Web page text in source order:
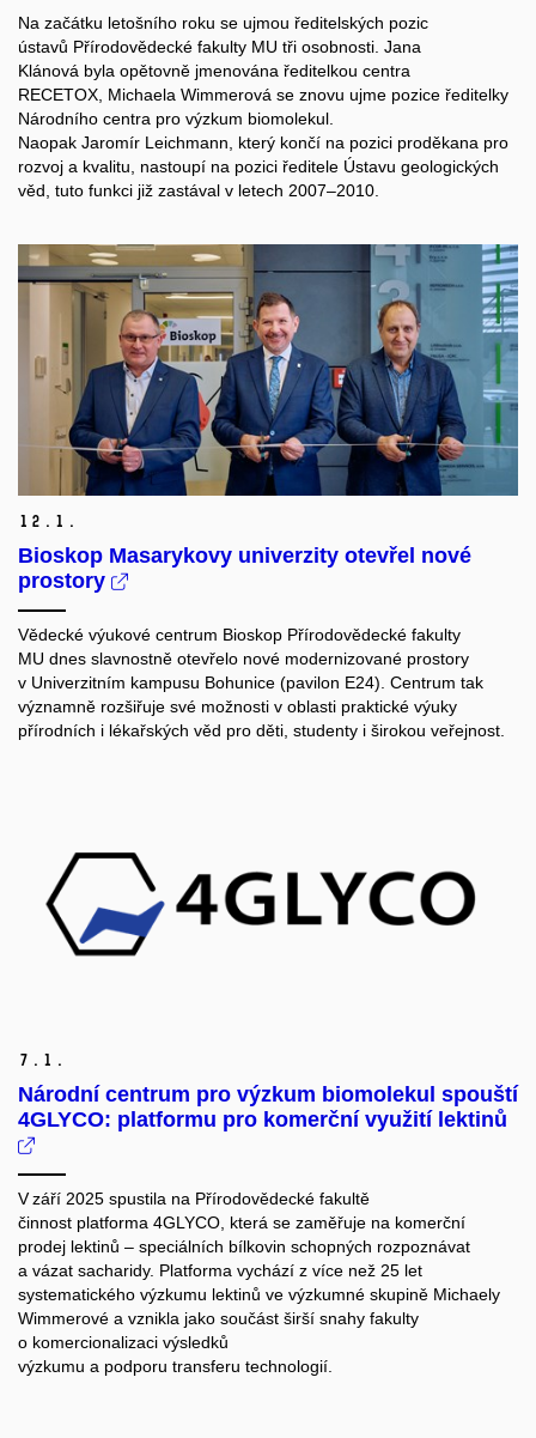
Na začátku letošního roku se ujmou ředitelských pozic
ústavů Přírodovědecké fakulty MU tři osobnosti. Jana
Klánová byla opětovně jmenována ředitelkou centra
RECETOX, Michaela Wimmerová se znovu ujme pozice ředitelky
Národního centra pro výzkum biomolekul.
Naopak Jaromír Leichmann, který končí na pozici proděkana pro
rozvoj a kvalitu, nastoupí na pozici ředitele Ústavu geologických
věd, tuto funkci již zastával v letech 2007–2010.
12. 1.
Bioskop Masarykovy univerzity otevřel nové
prostory
Vědecké výukové centrum Bioskop Přírodovědecké fakulty
MU dnes slavnostně otevřelo nové modernizované prostory
v Univerzitním kampusu Bohunice (pavilon E24). Centrum tak
významně rozšiřuje své možnosti v oblasti praktické výuky
přírodních i lékařských věd pro děti, studenty i širokou veřejnost.
7. 1.
Národní centrum pro výzkum biomolekul spouští
4GLYCO: platformu pro komerční využití lektinů
V září 2025 spustila na Přírodovědecké fakultě
činnost platforma 4GLYCO, která se zaměřuje na komerční
prodej lektinů – speciálních bílkovin schopných rozpoznávat
a vázat sacharidy. Platforma vychází z více než 25 let
systematického výzkumu lektinů ve výzkumné skupině Michaely
Wimmerové a vznikla jako součást širší snahy fakulty
o komercionalizaci výsledků
výzkumu a podporu transferu technologií.